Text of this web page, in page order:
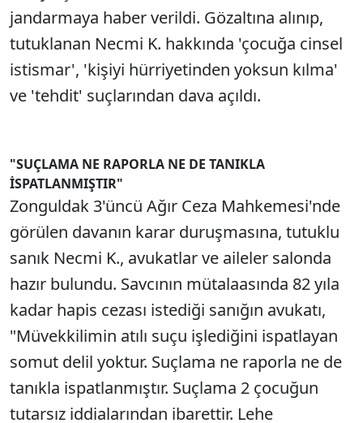
jandarmaya haber verildi. Gözaltına alınıp,
tutuklanan Necmi K. hakkında 'çocuğa cinsel
istismar', 'kişiyi hürriyetinden yoksun kılma'
ve 'tehdit' suçlarından dava açıldı.
"SUÇLAMA NE RAPORLA NE DE TANIKLA
İSPATLANMIŞTIR"
Zonguldak 3'üncü Ağır Ceza Mahkemesi'nde
görülen davanın karar duruşmasına, tutuklu
sanık Necmi K., avukatlar ve aileler salonda
hazır bulundu. Savcının mütalaasında 82 yıla
kadar hapis cezası istediği sanığın avukatı,
"Müvekkilimin atılı suçu işlediğini ispatlayan
somut delil yoktur. Suçlama ne raporla ne de
tanıkla ispatlanmıştır. Suçlama 2 çocuğun
tutarsız iddialarından ibarettir. Lehe